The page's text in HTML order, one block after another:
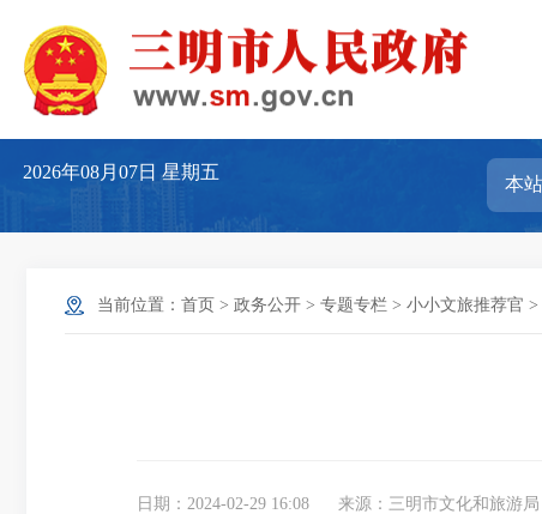
2026年08月07日星期五
当前位置： 首页 > 政务公开 > 专题专栏 > 小小文旅推荐官 >
日期：2024-02-29 16:08 来源：三明市文化和旅游局